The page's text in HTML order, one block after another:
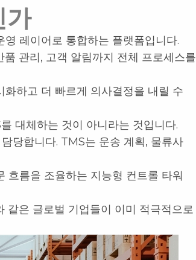
레이어로 통합하는 플랫폼입니다.
관리, 고객 알림까지 전체 프로세스를
하고 더 빠르게 의사결정을 내릴 수
대체하는 것이 아니라는 것입니다.
당합니다. TMS는 운송 계획, 물류사
름을 조율하는 지능형 컨트롤 타워
은 글로벌 기업들이 이미 적극적으로